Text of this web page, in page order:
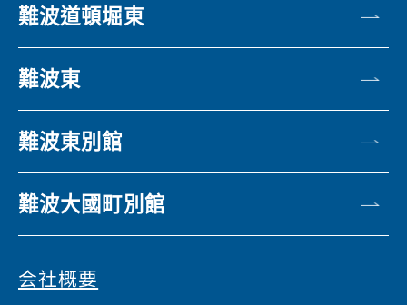
難波道頓堀東
難波東
難波東別館
難波大國町別館
会社概要